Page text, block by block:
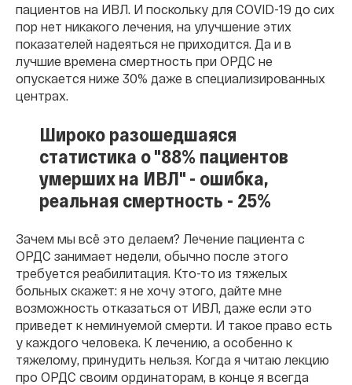
пациентов на ИВЛ. И поскольку для COVID-19 до сих
пор нет никакого лечения, на улучшение этих
показателей надеяться не приходится. Да и в
лучшие времена смертность при ОРДС не
опускается ниже 30% даже в специализированных
центрах.
Широко разошедшаяся
статистика о "88% пациентов
умерших на ИВЛ" - ошибка,
реальная смертность - 25%
Зачем мы всё это делаем? Лечение пациента с
ОРДС занимает недели, обычно после этого
требуется реабилитация. Кто-то из тяжелых
больных скажет: я не хочу этого, дайте мне
возможность отказаться от ИВЛ, даже если это
приведет к неминуемой смерти. И такое право есть
у каждого человека. К лечению, а особенно к
тяжелому, принудить нельзя. Когда я читаю лекцию
про ОРДС своим ординаторам, в конце я всегда